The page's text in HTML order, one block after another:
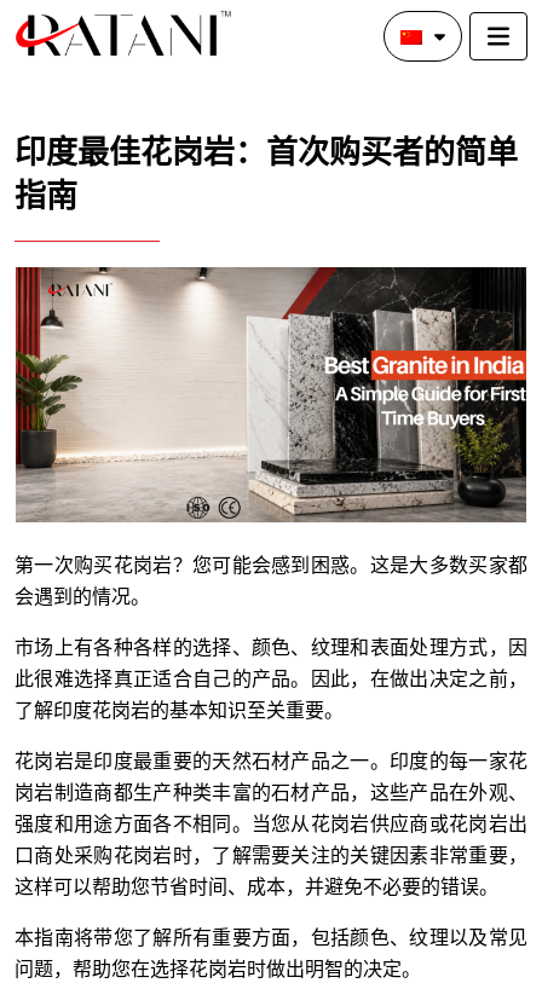
印度最佳花岗岩：首次购买者的简单
指南
第一次购买花岗岩？您可能会感到困惑。这是大多数买家都
会遇到的情况。
市场上有各种各样的选择、颜色、纹理和表面处理方式，因
此很难选择真正适合自己的产品。因此，在做出决定之前，
了解印度花岗岩的基本知识至关重要。
花岗岩是印度最重要的天然石材产品之一。印度的每一家花
岗岩制造商都生产种类丰富的石材产品，这些产品在外观、
强度和用途方面各不相同。当您从花岗岩供应商或花岗岩出
口商处采购花岗岩时，了解需要关注的关键因素非常重要，
这样可以帮助您节省时间、成本，并避免不必要的错误。
本指南将带您了解所有重要方面，包括颜色、纹理以及常见
问题，帮助您在选择花岗岩时做出明智的决定。